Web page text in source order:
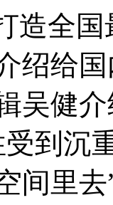
造全
绍给
吴健
到沉
间里